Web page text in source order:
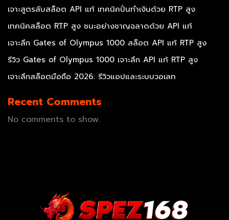
เจาะสูตรลับสล็อต API แท้ เทคนิคปั่นทำเงินด้วย RTP สูง
เทคนิคสล็อต RTP สูง ชนะอย่างชาญฉลาดด้วย API แท้
เจาะลึก Gates of Olympus 1000 สล็อต API แท้ RTP สูง
รีวิว Gates of Olympus 1000 เจาะลึก API แท้ RTP สูง
เจาะลึกสล็อตมือถือ 2026: รีวิวแอปและระบบวอเลท
Recent Comments
No comments to show.